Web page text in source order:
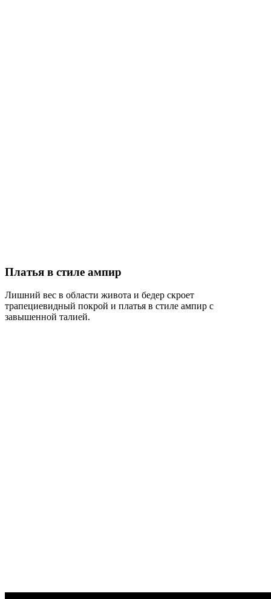
Платья в стиле ампир
Лишний вес в области живота и бедер скроет
трапециевидный покрой и платья в стиле ампир с
завышенной талией.